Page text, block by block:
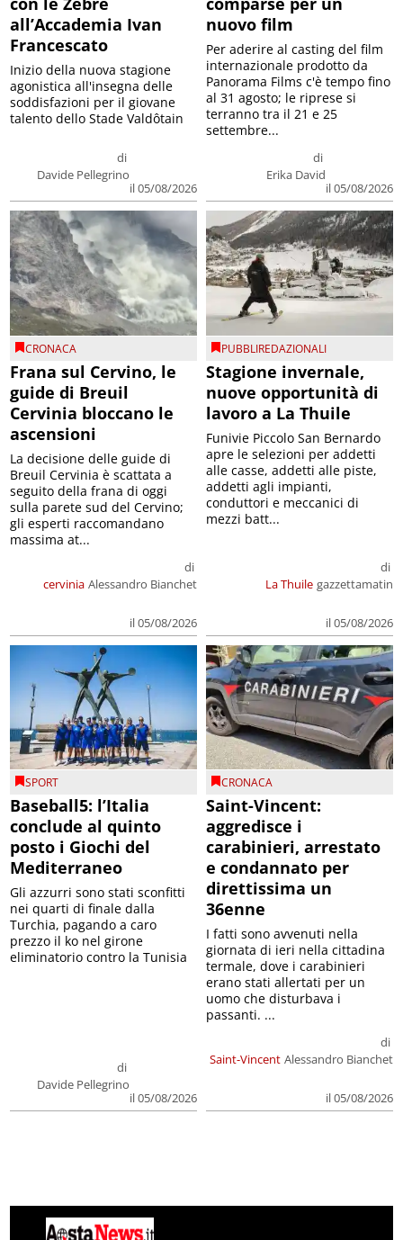
all’Accademia Ivan
Francescato
di
Davide Pellegrino
il 05/08/2026
Inizio della nuova stagione
agonistica all'insegna delle
soddisfazioni per il giovane
talento dello Stade Valdôtain
nuovo film
di
Erika David
il 05/08/2026
Per aderire al casting del film
internazionale prodotto da
Panorama Films c'è tempo fino
al 31 agosto; le riprese si
terranno tra il 21 e 25
settembre...
CRONACA
Frana sul Cervino, le
guide di Breuil
Cervinia bloccano le
ascensioni
cervinia
di
Alessandro Bianchet
il 05/08/2026
La decisione delle guide di
Breuil Cervinia è scattata a
seguito della frana di oggi
sulla parete sud del Cervino;
gli esperti raccomandano
massima at...
PUBBLIREDAZIONALI
Stagione invernale,
nuove opportunità di
lavoro a La Thuile
La Thuile
di
gazzettamatin
il 05/08/2026
Funivie Piccolo San Bernardo
apre le selezioni per addetti
alle casse, addetti alle piste,
addetti agli impianti,
conduttori e meccanici di
mezzi batt...
SPORT
Baseball5: l’Italia
conclude al quinto
posto i Giochi del
Mediterraneo
di
Davide Pellegrino
il 05/08/2026
Gli azzurri sono stati sconfitti
nei quarti di finale dalla
Turchia, pagando a caro
prezzo il ko nel girone
eliminatorio contro la Tunisia
CRONACA
Saint-Vincent:
aggredisce i
carabinieri, arrestato
e condannato per
direttissima un
36enne
Saint-Vincent
di
Alessandro Bianchet
il 05/08/2026
I fatti sono avvenuti nella
giornata di ieri nella cittadina
termale, dove i carabinieri
erano stati allertati per un
uomo che disturbava i
passanti. ...